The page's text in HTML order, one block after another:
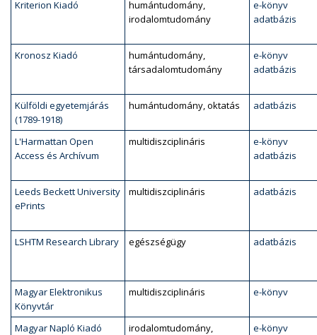
Kriterion Kiadó
humántudomány,
irodalomtudomány
e-könyv
adatbázis
Kronosz Kiadó
humántudomány,
társadalomtudomány
e-könyv
adatbázis
Külföldi egyetemjárás
(1789-1918)
humántudomány, oktatás adatbázis
L'Harmattan Open
Access és Archívum
multidiszciplináris
e-könyv
adatbázis
Leeds Beckett University
ePrints
multidiszciplináris adatbázis
LSHTM Research Library egészségügy adatbázis
Magyar Elektronikus
Könyvtár
multidiszciplináris e-könyv
Magyar Napló Kiadó
irodalomtudomány,
e-könyv